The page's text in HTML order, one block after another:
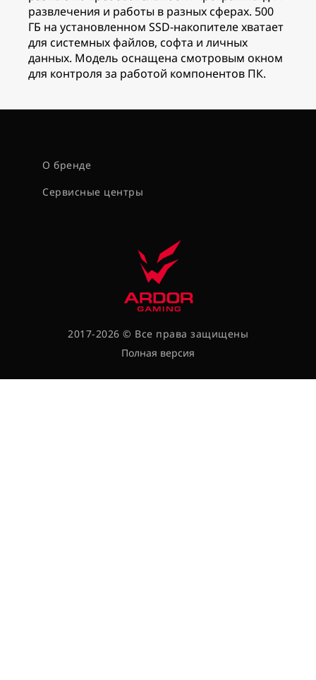
развлечения и работы в разных сферах. 500
ГБ на установленном SSD-накопителе хватает
для системных файлов, софта и личных
данных. Модель оснащена смотровым окном
для контроля за работой компонентов ПК.
О бренде
Сервисные центры
2017-2026 © Все права защищены
Полная версия